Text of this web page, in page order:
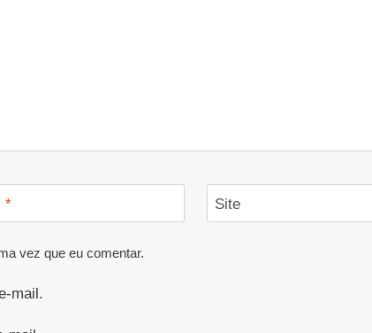
* Site
vez que eu comentar.
mail.